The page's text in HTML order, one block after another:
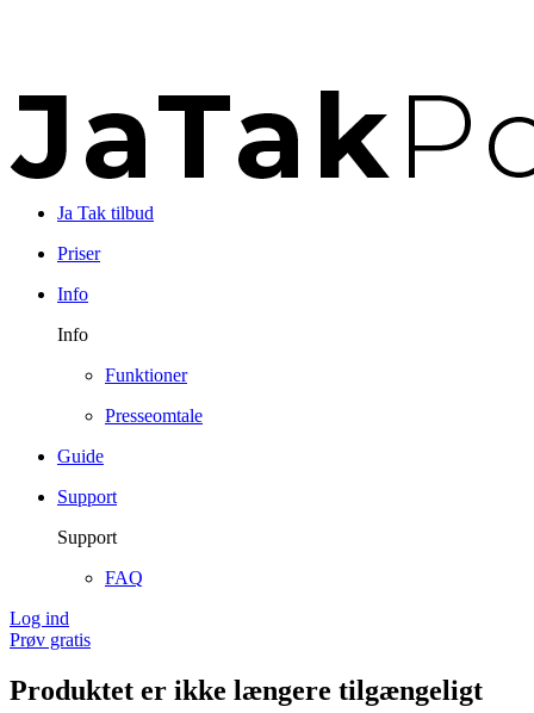
Ja Tak tilbud
Priser
Info
Info
Funktioner
Presseomtale
Guide
Support
Support
FAQ
Log ind
Prøv gratis
Produktet er ikke længere tilgængeligt